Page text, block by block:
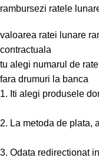
rambursezi ratele
valoarea ratei lunare
contractuala
tu alegi numarul de
fara drumuri la banca
1. Iti alegi produsele
2. La metoda de plata,
3. Odata redirectionat